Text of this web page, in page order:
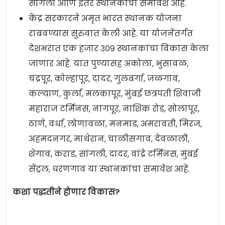
सांगली आणि इतर स्थानकांचा समावेश आहे.
केंद्र सरकारने अमृत भारत स्थानक योजना
राबवण्यास सुरुवात केली आहे. या योजनेंतर्गत
देशभरात एक हजार ३०९ स्थानकांचा विकास केला
जाणार आहे. यात पुण्यासह अकोला, भुसावळ,
चंद्रपूर, कोल्हापूर, दादर, गुलबर्गा, जळगाव,
कल्याण, कुर्ला, मलकापूर, मुंबई छत्रपती शिवाजी
महाराज टर्मिनस, नागपूर, नाशिक रोड, सोलापूर,
ठाणे, वर्धा, लोणावळा, मनमाड, अमरावती, मिरज,
अहमदनगर, माथेरान, चाळीसगाव, देवळाली,
शेगाव, कराड, सांगली, दादर, वांद्रे टर्मिनस, मुंबई
सेंट्रल, धरणगाव या स्थानकांचा समावेश आहे.
कशा पद्धतीने होणार विकास?